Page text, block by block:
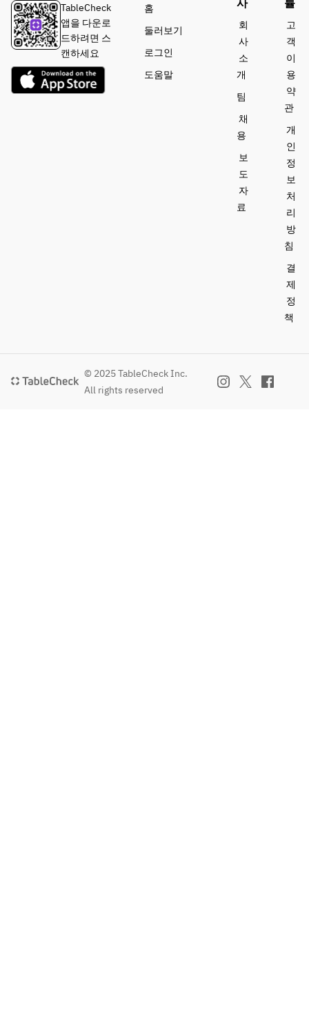
TableCheck
앱을 다운로
드하려면 스
캔하세요
홈
둘러보기
로그인
도움말
사
회
사
소
개
팀
채
용
보
도
자
료
률
고
객
이
용
약
관
개
인
정
보
처
리
방
침
결
제
정
책
© 2025 TableCheck Inc.
All rights reserved